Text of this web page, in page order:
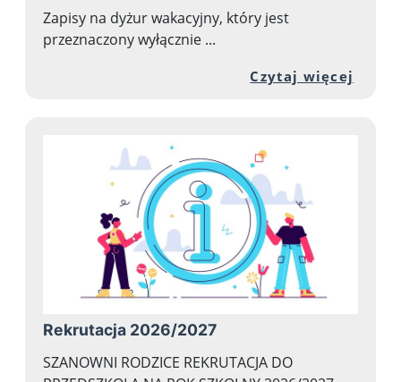
Zapisy na dyżur wakacyjny, który jest
przeznaczony wyłącznie ...
Czytaj więcej
Rekrutacja 2026/2027
SZANOWNI RODZICE REKRUTACJA DO